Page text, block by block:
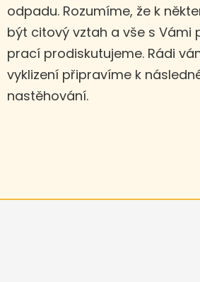
odpadu. Rozumíme, že k
být citový vztah a vše s Vámi
prací prodiskutujeme. Rádi
vyklizení připravíme k
nastěhování.